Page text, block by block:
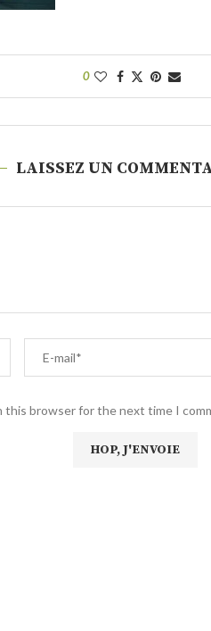
0
LAISSEZ UN
this browser for the next time I